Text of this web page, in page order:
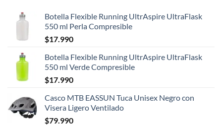
Botella Flexible Running UltrAspire UltraFlask
550 ml Perla Compresible
$17.990
Botella Flexible Running UltrAspire UltraFlask
550 ml Verde Compresible
$17.990
Casco MTB EASSUN Tuca Unisex Negro con
Visera Ligero Ventilado
$79.990